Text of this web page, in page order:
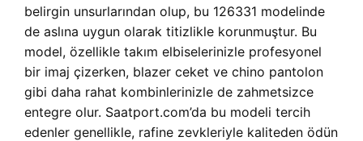
belirgin unsurlarından olup, bu 126331 modelinde
de aslına uygun olarak titizlikle korunmuştur. Bu
model, özellikle takım elbiselerinizle profesyonel
bir imaj çizerken, blazer ceket ve chino pantolon
gibi daha rahat kombinlerinizle de zahmetsizce
entegre olur. Saatport.com’da bu modeli tercih
edenler genellikle, rafine zevkleriyle kaliteden ödün